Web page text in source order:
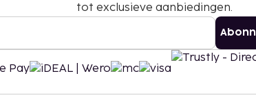
tot exclusieve aanbiedingen.